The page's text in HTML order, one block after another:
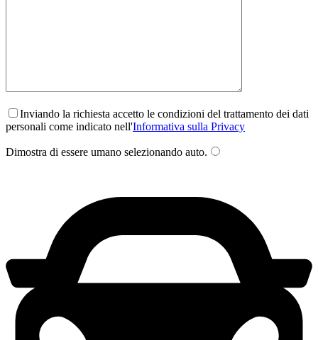
Inviando la richiesta accetto le condizioni del trattamento dei dati
personali come indicato nell'Informativa sulla Privacy
Dimostra di essere umano selezionando auto.